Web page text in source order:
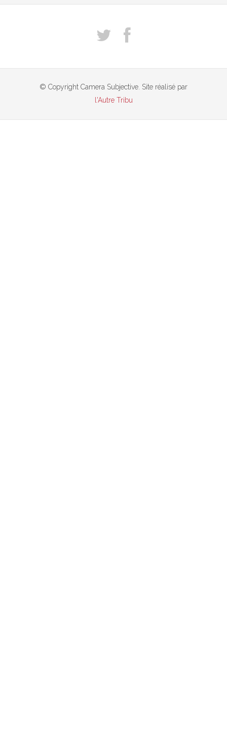
© Copyright Camera Subjective. Site réalisé par
l'Autre Tribu